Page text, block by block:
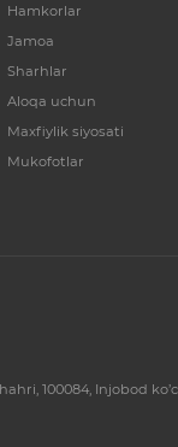
Hamkorlar
Jamoa
Sharhlar
Aloqa uchun
Maxfiylik siyosati
Mukofotlar
100084, Injobod